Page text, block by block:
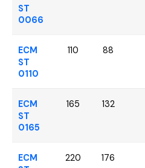
ST
0066
ECM
ST
0110
110 88
ECM
ST
0165
165 132
ECM
220 176